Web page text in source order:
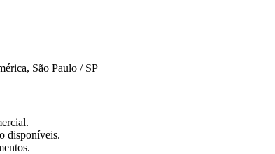
São Paulo / SP
disponíveis.